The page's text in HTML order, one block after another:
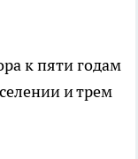
к пяти годам
и трем